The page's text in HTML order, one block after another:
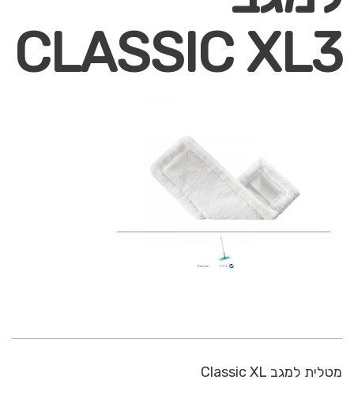
CLASSIC XL3
מטלית למגב Classic XL